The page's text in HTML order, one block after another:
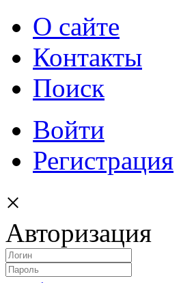
О сайте
Контакты
Поиск
Войти
Регистрация
×
Авторизация